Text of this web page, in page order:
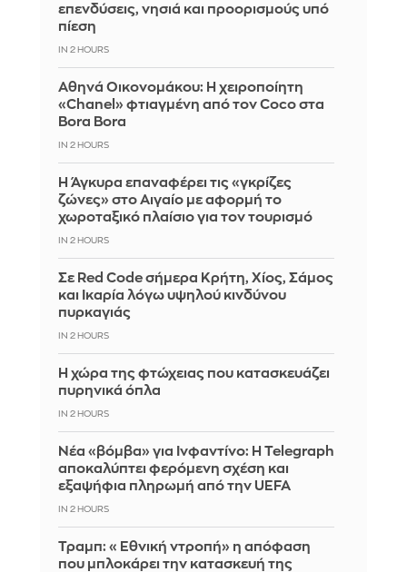
επενδύσεις, νησιά και προορισμούς υπό
πίεση
IN 2 HOURS
Αθηνά Οικονομάκου: Η χειροποίητη
«Chanel» φτιαγμένη από τον Coco στα
Bora Bora
IN 2 HOURS
Η Άγκυρα επαναφέρει τις «γκρίζες
ζώνες» στο Αιγαίο με αφορμή το
χωροταξικό πλαίσιο για τον τουρισμό
IN 2 HOURS
Σε Red Code σήμερα Κρήτη, Χίος, Σάμος
και Ικαρία λόγω υψηλού κινδύνου
πυρκαγιάς
IN 2 HOURS
Η χώρα της φτώχειας που κατασκευάζει
πυρηνικά όπλα
IN 2 HOURS
Νέα «βόμβα» για Ινφαντίνο: Η Telegraph
αποκαλύπτει φερόμενη σχέση και
εξαψήφια πληρωμή από την UEFA
IN 2 HOURS
Τραμπ: «Εθνική ντροπή» η απόφαση
που μπλοκάρει την κατασκευή της